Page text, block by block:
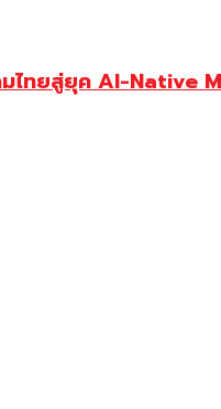
ไทยสู่ยุค AI-Native